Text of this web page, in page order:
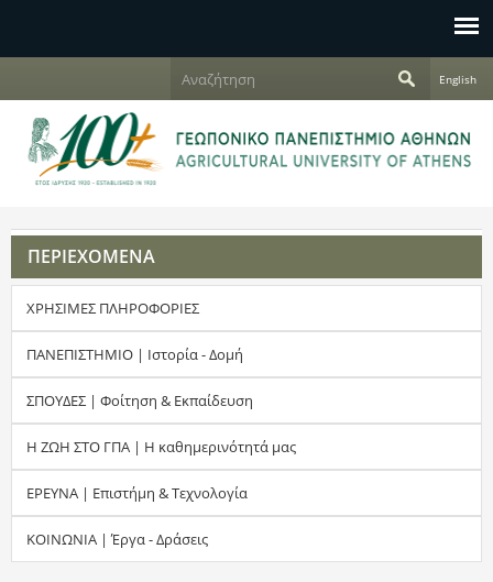
Φ
ό
μ
α
α
ν
α
ζ
ή
τ
ζ
ή
τ
η
English
ΠΕΡΙΕΧΟΜΕΝΑ
ΧΡΗΣΙΜΕΣ ΠΛΗΡΟΦΟΡΙΕΣ
ΠΑΝΕΠΙΣΤΗΜΙΟ | Ιστορία - Δομή
ΣΠΟΥΔΕΣ | Φοίτηση & Εκπαίδευση
Η ΖΩΗ ΣΤΟ ΓΠΑ | Η καθημερινότητά μας
ΕΡΕΥΝΑ | Επιστήμη & Τεχνολογία
ΚΟΙΝΩΝΙΑ | Έργα - Δράσεις